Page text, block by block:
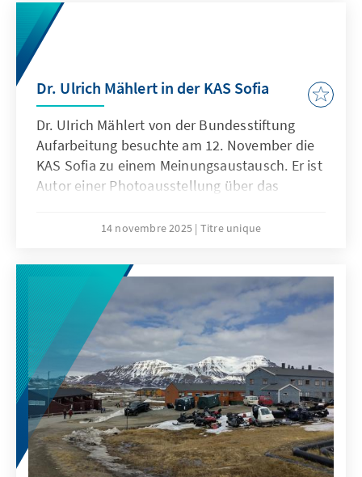
Dr. Ulrich Mählert in der KAS Sofia
Dr. UIrich Mählert von der Bundesstiftung
Aufarbeitung besuchte am 12. November die
KAS Sofia zu einem Meinungsaustausch. Er ist
Autor einer Photoausstellung über das
„Belene“ in Bulgarien, die bereits bei vielen
14 novembre 2025 Titre unique